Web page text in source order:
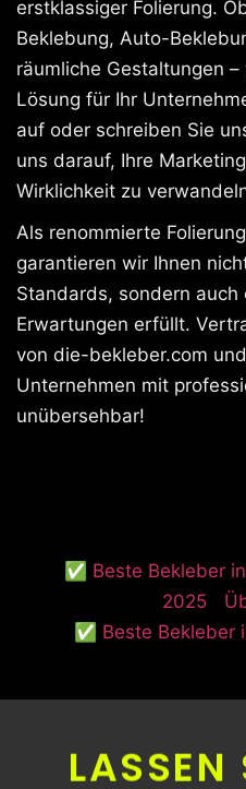
erstklassiger Folierung.
Beklebung, Auto-
räumliche Gestaltungen
Lösung für Ihr
auf oder schreiben Sie
uns darauf, Ihre
Wirklichkeit zu
Als renommierte
garantieren wir Ihnen
Standards, sondern
Erwartungen erfüllt.
von die-bekleber.com
Unternehmen mit
unübersehbar!
✅ Beste Bekleber
2025
✅ Beste Bekleber
LASSEN